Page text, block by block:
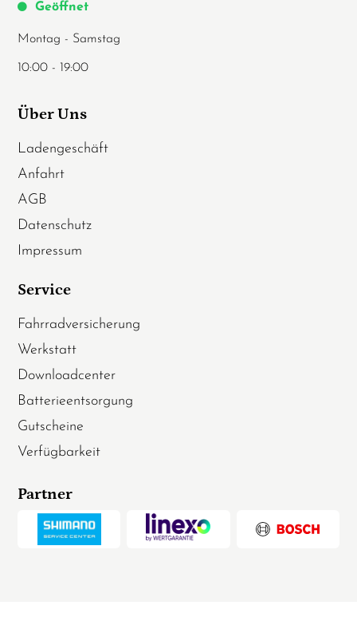
Geöffnet
Montag - Samstag
10:00 - 19:00
Über Uns
Ladengeschäft
Anfahrt
AGB
Datenschutz
Impressum
Service
Fahrradversicherung
Werkstatt
Downloadcenter
Batterieentsorgung
Gutscheine
Verfügbarkeit
Partner